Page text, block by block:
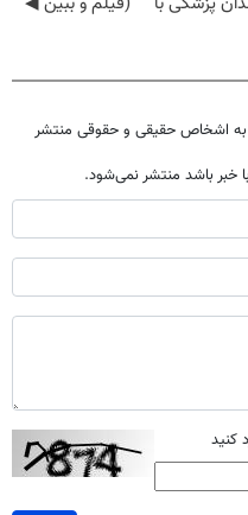
به اشخاص حقیقی و حقوقی منتشر
خبر باشد منتشر نمی‌شود.
کنید